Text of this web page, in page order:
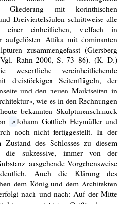
Gliederung mit korinthischen
Dreiviertelsäulen schrittweise alle
einer einheitlichen, vielfach in
aufgelösten Attika mit dominanten
zusammengefasst (Giersberg
Rahn 2000, S. 73–86). (K. D.)
vereinheitlichende
dreistöckigen Seitenflügeln, der
und den neuen Marktseiten in
wie es in den Rechnungen
bekannten Skulpturenschmuck
Johann Gottlieb Heymüller und
noch nicht fertiggestellt. In der
Zustand des Schlosses zu diesem
die sukzessive, immer von der
ausgehende Vorgehensweise
Auch die Klärung des
dem König und dem Architekten
nach und nach: Auf der Mitte